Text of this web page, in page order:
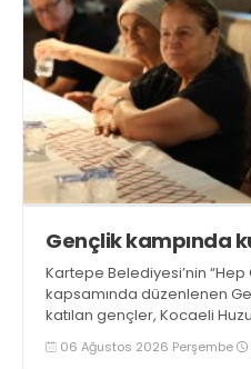
Gençlik kampında
Kartepe Belediyesi’nin
kapsamında düzenlenen
katılan gençler, Kocaeli
geldi06 Ağustos 2026 Perşembe